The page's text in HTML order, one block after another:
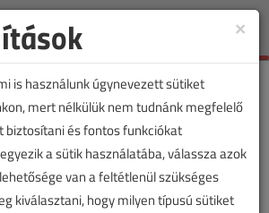
Toggle
×
is használunk úgynevezett sütiket
mert nélkülük nem tudnánk megfelelő
biztosítani és fontos funkciókat
a sütik használatába, válassza azok
van a feltétlenül szükséges
kiválasztani, hogy milyen típusú sütiket